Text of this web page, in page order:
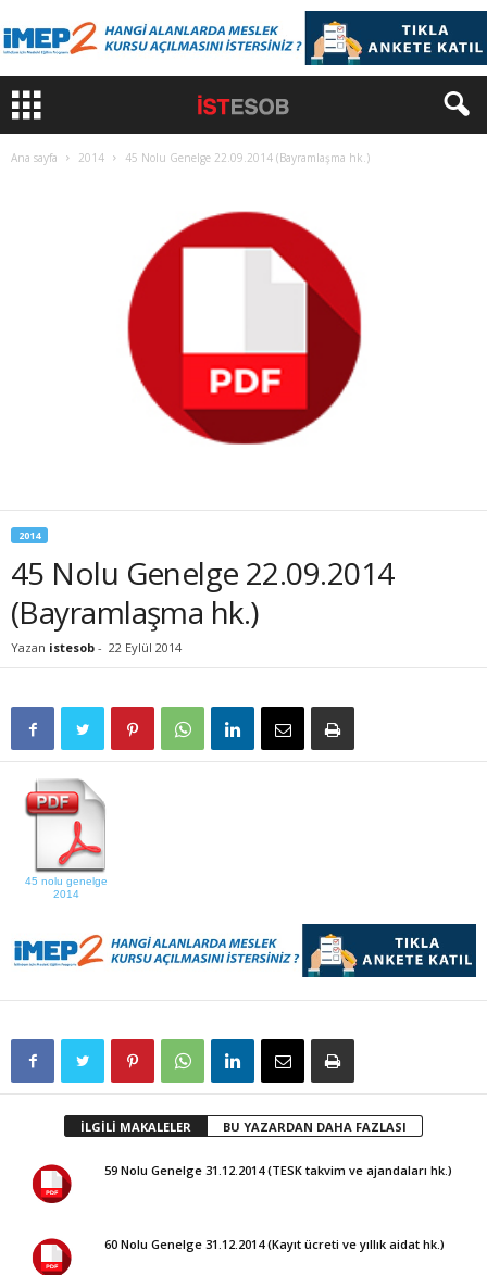
Ana sayfa 2014 45 Nolu Genelge 22.09.2014 (Bayramlaşma hk.)
2014
45 Nolu Genelge 22.09.2014
(Bayramlaşma hk.)
Yazan istesob - 22 Eylül 2014
45 nolu genelge
2014
İLGİLİ MAKALELER BU YAZARDAN DAHA FAZLASI
59 Nolu Genelge 31.12.2014 (TESK takvim ve ajandaları hk.)
60 Nolu Genelge 31.12.2014 (Kayıt ücreti ve yıllık aidat hk.)